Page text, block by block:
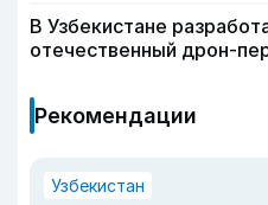
В Узбекистане
отечественный дрон-
Рекомендации
Узбекистан